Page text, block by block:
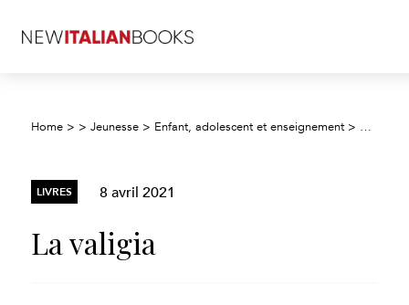
Home > >Jeunesse > Enfant, adolescent et enseignement > Fiction
LIVRES 8 avril 2021
La valigia